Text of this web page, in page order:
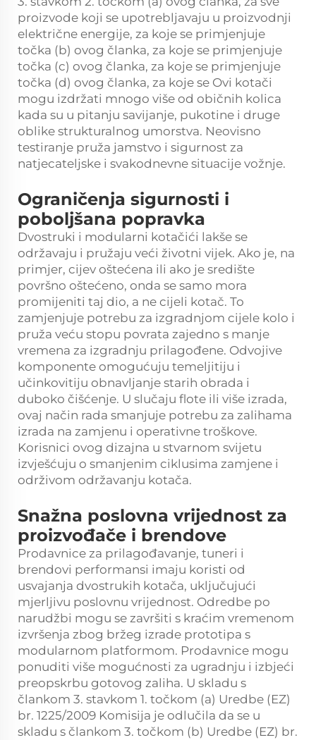
proizvode koji se upotrebljavaju u proizvodnji
električne energije, za koje se primjenjuje
točka (b) ovog članka, za koje se primjenjuje
točka (c) ovog članka, za koje se primjenjuje
točka (d) ovog članka, za koje se Ovi kotači
mogu izdržati mnogo više od običnih kolica
kada su u pitanju savijanje, pukotine i druge
oblike strukturalnog umorstva. Neovisno
testiranje pruža jamstvo i sigurnost za
natjecateljske i svakodnevne situacije vožnje.
Ograničenja sigurnosti i
poboljšana popravka
Dvostruki i modularni kotačići lakše se
održavaju i pružaju veći životni vijek. Ako je, na
primjer, cijev oštećena ili ako je središte
površno oštećeno, onda se samo mora
promijeniti taj dio, a ne cijeli kotač. To
zamjenjuje potrebu za izgradnjom cijele kolo i
pruža veću stopu povrata zajedno s manje
vremena za izgradnju prilagođene. Odvojive
komponente omogućuju temeljitiju i
učinkovitiju obnavljanje starih obrada i
duboko čišćenje. U slučaju flote ili više izrada,
ovaj način rada smanjuje potrebu za zalihama
izrada na zamjenu i operativne troškove.
Korisnici ovog dizajna u stvarnom svijetu
izvješćuju o smanjenim ciklusima zamjene i
održivom održavanju kotača.
Snažna poslovna vrijednost za
proizvođače i brendove
Prodavnice za prilagođavanje, tuneri i
brendovi performansi imaju koristi od
usvajanja dvostrukih kotača, uključujući
mjerljivu poslovnu vrijednost. Odredbe po
narudžbi mogu se završiti s kraćim vremenom
izvršenja zbog bržeg izrade prototipa s
modularnom platformom. Prodavnice mogu
ponuditi više mogućnosti za ugradnju i izbjeći
preopskrbu gotovog zaliha. U skladu s
člankom 3. stavkom 1. točkom (a) Uredbe (EZ)
br. 1225/2009 Komisija je odlučila da se u
skladu s člankom 3. točkom (b) Uredbe (EZ) br.